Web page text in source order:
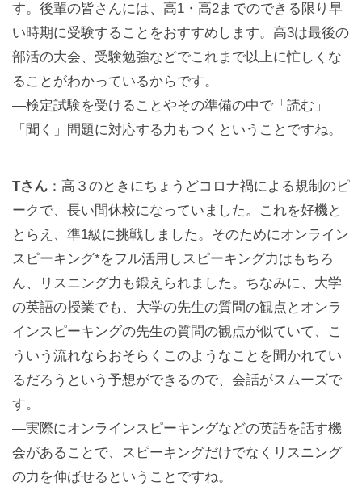
す。後輩の皆さんには、高1・高2までのできる限り早
い時期に受験することをおすすめします。高3は最後の
部活の大会、受験勉強などでこれまで以上に忙しくな
ることがわかっているからです。
—検定試験を受けることやその準備の中で「読む」
「聞く」問題に対応する力もつくということですね。
Tさん ：高３のときにちょうどコロナ禍による規制のピ
ークで、長い間休校になっていました。これを好機と
とらえ、準1級に挑戦しました。そのためにオンライン
スピーキング*をフル活用しスピーキング力はもちろ
ん、リスニング力も鍛えられました。ちなみに、大学
の英語の授業でも、大学の先生の質問の観点とオンラ
インスピーキングの先生の質問の観点が似ていて、こ
ういう流れならおそらくこのようなことを聞かれてい
るだろうという予想ができるので、会話がスムーズで
す。
—実際にオンラインスピーキングなどの英語を話す機
会があることで、スピーキングだけでなくリスニング
の力を伸ばせるということですね。